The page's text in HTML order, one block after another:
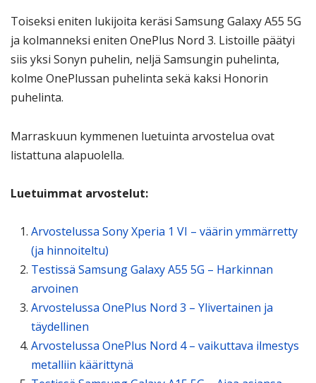
Toiseksi eniten lukijoita keräsi Samsung Galaxy A55 5G
ja kolmanneksi eniten OnePlus Nord 3. Listoille päätyi
siis yksi Sonyn puhelin, neljä Samsungin puhelinta,
kolme OnePlussan puhelinta sekä kaksi Honorin
puhelinta.
Marraskuun kymmenen luetuinta arvostelua ovat
listattuna alapuolella.
Luetuimmat arvostelut:
Arvostelussa Sony Xperia 1 VI – väärin ymmärretty
(ja hinnoiteltu)
Testissä Samsung Galaxy A55 5G – Harkinnan
arvoinen
Arvostelussa OnePlus Nord 3 – Ylivertainen ja
täydellinen
Arvostelussa OnePlus Nord 4 – vaikuttava ilmestys
metalliin käärittynä